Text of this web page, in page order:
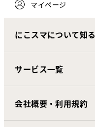
マイページ
にこスマについて知る
サービス一覧
会社概要・利用規約